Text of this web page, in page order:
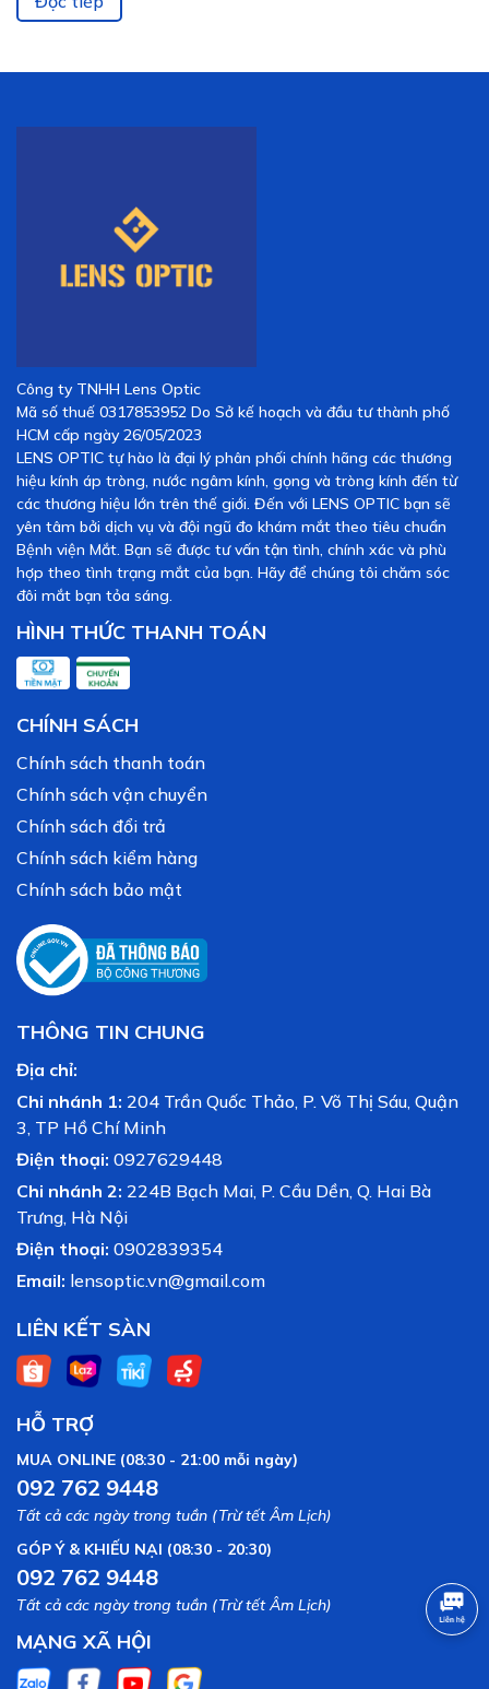
Công ty TNHH Lens Optic
Mã số thuế 0317853952 Do Sở kế hoạch và đầu tư thành phố
HCM cấp ngày 26/05/2023
LENS OPTIC tự hào là đại lý phân phối chính hãng các thương
hiệu kính áp tròng, nước ngâm kính, gọng và tròng kính đến từ
các thương hiệu lớn trên thế giới. Đến với LENS OPTIC bạn sẽ
yên tâm bởi dịch vụ và đội ngũ đo khám mắt theo tiêu chuẩn
Bệnh viện Mắt. Bạn sẽ được tư vấn tận tình, chính xác và phù
hợp theo tình trạng mắt của bạn. Hãy để chúng tôi chăm sóc
đôi mắt bạn tỏa sáng.
HÌNH THỨC THANH TOÁN
CHÍNH SÁCH
Chính sách thanh toán
Chính sách vận chuyển
Chính sách đổi trả
Chính sách kiểm hàng
Chính sách bảo mật
THÔNG TIN CHUNG
Địa chỉ:
Chi nhánh 1: 204 Trần Quốc Thảo, P. Võ Thị Sáu, Quận
3, TP Hồ Chí Minh
Điện thoại: 0927629448
Chi nhánh 2: 224B Bạch Mai, P. Cầu Dền, Q. Hai Bà
Trưng, Hà Nội
Điện thoại: 0902839354
Email: lensoptic.vn@gmail.com
LIÊN KẾT SÀN
HỖ TRỢ
MUA ONLINE (08:30 - 21:00 mỗi ngày)
092 762 9448
Tất cả các ngày trong tuần (Trừ tết Âm Lịch)
GÓP Ý & KHIẾU NẠI (08:30 - 20:30)
092 762 9448
Tất cả các ngày trong tuần (Trừ tết Âm Lịch)
MẠNG XÃ HỘI